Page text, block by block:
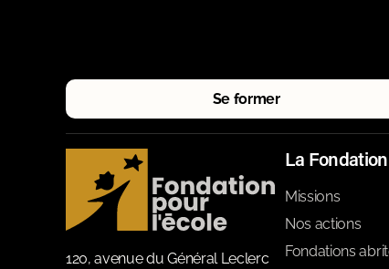
Se former
120, avenue du Général Leclerc
La Fondation
Missions
Nos actions
Fondations